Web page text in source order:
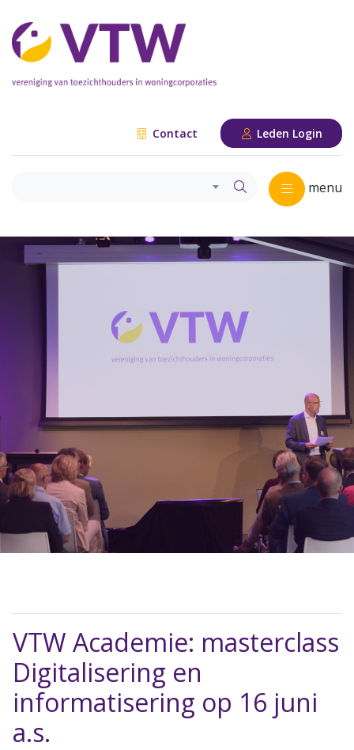
Contact Leden Login
menu
VTW Academie: masterclass
Digitalisering en
informatisering op 16 juni
a.s.